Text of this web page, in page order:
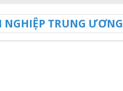
TRUNG ƯƠNG